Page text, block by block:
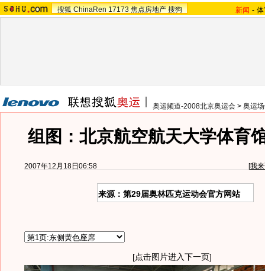
搜狐 ChinaRen 17173 焦点房地产 搜狗 新闻 -
奥运频道-2008北京奥运会 > 奥运
组图：北京航空航天大学体育
2007年12月18日06:58 [我
来源：第29届奥林匹克运动会官方网站
[点击图片进入下一页]